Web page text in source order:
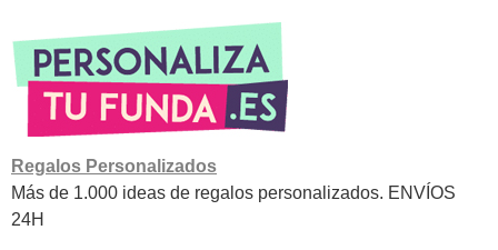
Regalos Personalizados
Más de 1.000 ideas de regalos personalizados. ENVÍOS
24H